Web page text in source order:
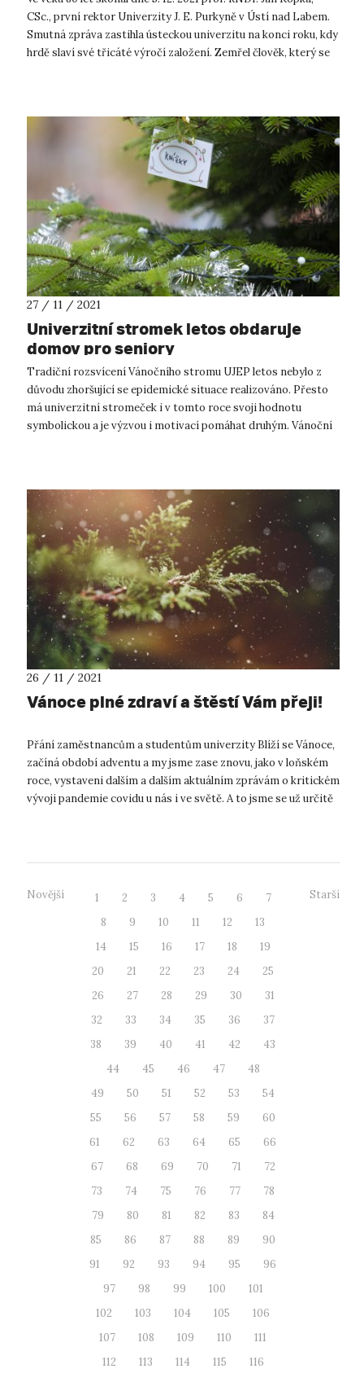
CSc., první rektor Univerzity J. E. Purkyně v Ústí nad Labem.
Smutná zpráva zastihla ústeckou univerzitu na konci roku, kdy
hrdě slaví své třicáté výročí založení. Zemřel člověk, který se
27 / 11 / 2021
Univerzitní stromek letos obdaruje
domov pro seniory
Tradiční rozsvícení Vánočního stromu UJEP letos nebylo z
důvodu zhoršující se epidemické situace realizováno. Přesto
má univerzitní stromeček i v tomto roce svoji hodnotu
symbolickou a je výzvou i motivací pomáhat druhým. Vánoční
26 / 11 / 2021
Vánoce plné zdraví a štěstí Vám přeji!
Přání zaměstnancům a studentům univerzity Blíží se Vánoce,
začíná období adventu a my jsme zase znovu, jako v loňském
roce, vystaveni dalším a dalším aktuálním zprávám o kritickém
vývoji pandemie covidu u nás i ve světě. A to jsme se už určitě
Novější 1 2 3 4 5 6
7
8
9 10 11 12
13
14
15 16 17 18
19
20
21 22 23 24
25
26
27 28 29 30
31
32
33 34 35 36
37
38
39 40 41 42
43
44
45 46 47
48
49
50 51 52 53
54
55
56 57 58 59
60
61
62 63 64 65
66
67
68 69 70 71
72
73
74 75 76 77
78
79
80 81 82 83
84
85
86 87 88 89
90
91
92 93 94 95
96
97
98 99 100
101
102
103 104 105
106
107
108 109 110
111
112
113 114 115
116
Starší